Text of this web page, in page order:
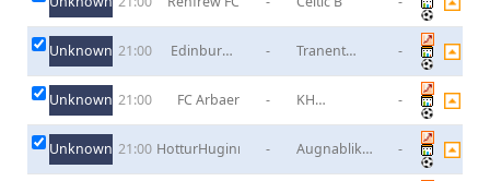
Unknown 21:00
Edinburgh
-
Tranent
-
Unknown 21:00 FC Arbaer -
KH
-
Unknown 21:00 HotturHuginn -
Augnablik
-